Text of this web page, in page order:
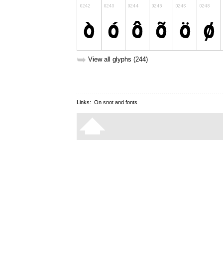
➥ View all glyphs (244)
Links: On snot and fonts